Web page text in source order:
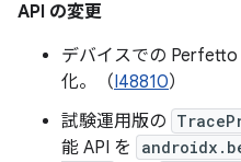
API の変更
デバイスでの
化。（I48810）
試験運用版の
能 API を